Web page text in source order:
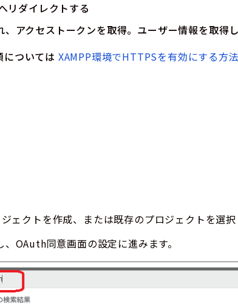
リダイレクトする
、アクセストークンを取得。ユーザー情報を取得
ついては XAMPP環境でHTTPSを有効にする方
ェクトを作成、または既存のプロジェクトを選択
OAuth同意画面の設定に進みます。